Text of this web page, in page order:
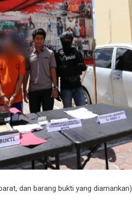
dan barang bukti yang diamankan)